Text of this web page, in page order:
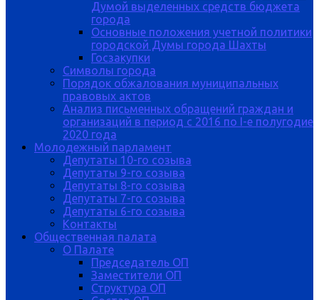
Думой выделенных средств бюджета
города
Основные положения учетной политики
городской Думы города Шахты
Госзакупки
Символы города
Порядок обжалования муниципальных
правовых актов
Анализ письменных обращений граждан и
организаций в период с 2016 по I-е полугодие
2020 года
Молодежный парламент
Депутаты 10-го созыва
Депутаты 9-го созыва
Депутаты 8-го созыва
Депутаты 7-го созыва
Депутаты 6-го созыва
Контакты
Общественная палата
О Палате
Председатель ОП
Заместители ОП
Структура ОП